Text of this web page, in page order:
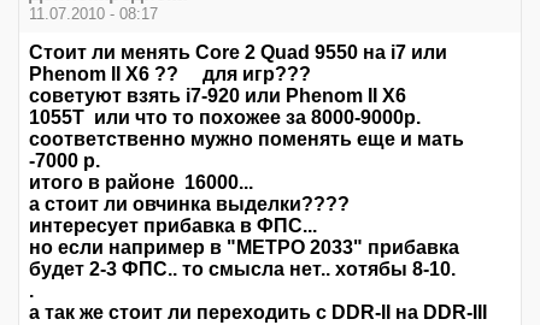
11.07.2010 - 08:17
Стоит ли менять Core 2 Quad 9550 на i7 или
Phenom II X6 ?? для игр???
советуют взять i7-920 или Phenom II X6
1055T или что то похожее за 8000-9000р.
соответственно мужно поменять еще и мать
-7000 р.
итого в районе 16000...
а стоит ли овчинка выделки????
интересует прибавка в ФПС...
но если например в "МЕТРО 2033" прибавка
будет 2-3 ФПС.. то смысла нет.. хотябы 8-10.
.
а так же стоит ли переходить с DDR-II на DDR-III